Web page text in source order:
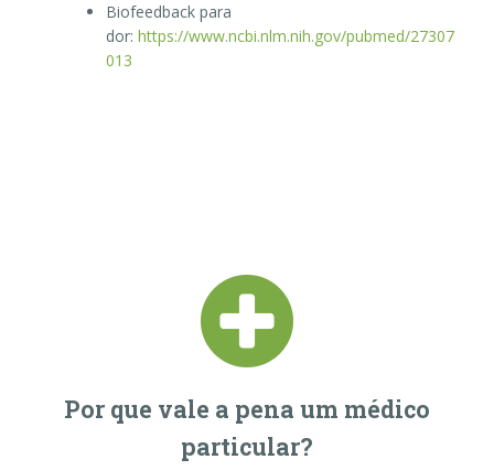
Biofeedback para
dor: https://www.ncbi.nlm.nih.gov/pubmed/27307
013
Por que vale a pena um médico
particular?